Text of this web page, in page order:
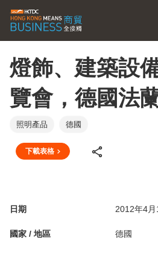
燈飾、建築設
覽會，德國法
照明產品 德國
下載表格
日期 2012年4
國家 / 地區 德國